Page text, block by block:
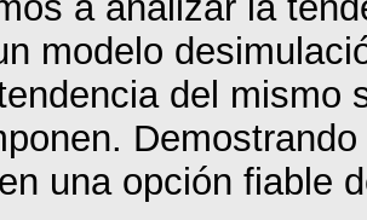
modelo
del mismo
una opción fiable